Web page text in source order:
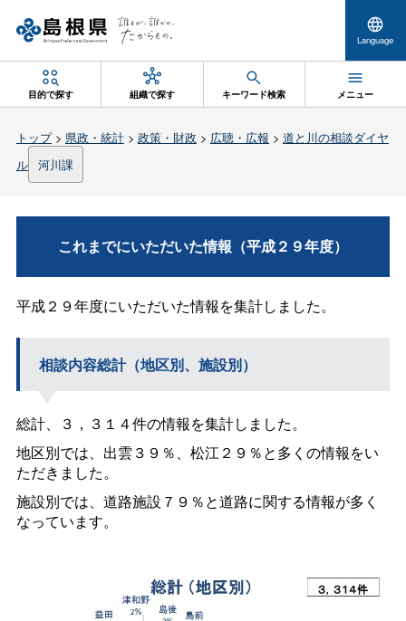
Language
目的で探す 組織で探す キーワード検索 メニュー
トップ> 県政・統計> 政策・財政 > 広聴・広報 > 道と川の相談ダイヤ
ル 河川課
これまでにいただいた情報（平成２９年度）
平成２９年度にいただいた情報を集計しました。
相談内容総計（地区別、施設別）
総計、３，３１４件の情報を集計しました。
地区別では、出雲３９％、松江２９％と多くの情報をい
ただきました。
施設別では、道路施設７９％と道路に関する情報が多く
なっています。